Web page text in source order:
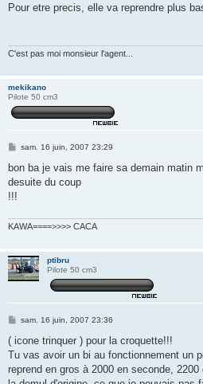
s
Pour etre precis, elle va reprendre plus
C'est pas moi monsieur l'agent...
mekikano
Pilote 50 cm3
M
s
a
sam. 16 juin, 2007 23:29
bon ba je vais me faire sa demain matin
desuite du coup
!!!
KAWA====>>>> CACA
ptibru
Pilote 50 cm3
M
s
a
g
e
sam. 16 juin, 2007 23:36
( icone trinquer ) pour la croquette!!!
Tu vas avoir un bi au fonctionnement un
reprend en gros à 2000 en seconde,